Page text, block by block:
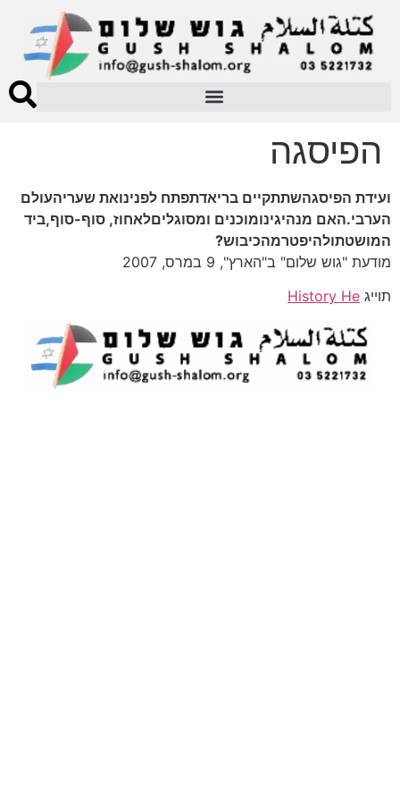
הפיסגה
ועידת הפיסגהשתתקיים בריאדתפתח לפנינואת שעריהעולם
הערבי.האם מנהיגינומוכנים ומסוגליםלאחוז, סוף-סוף,ביד
המושטתולהיפטרמהכיבוש?
מודעת "גוש שלום" ב"הארץ", 9 במרס, 2007
תוייג History He